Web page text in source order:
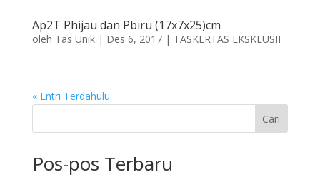
Ap2T Phijau dan Pbiru (17x7x25)cm
oleh Tas Unik| Des 6, 2017| TASKERTAS EKSKLUSIF
« Entri Terdahulu
Cari
Pos-pos Terbaru